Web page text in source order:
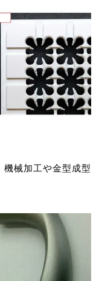
械加工や金型成型